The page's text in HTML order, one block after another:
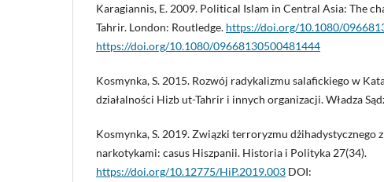
Karagiannis, E. 2009. Political Islam in Central Asia: The
Tahrir. London: Routledge. https://doi.org/10.1080/
https://doi.org/10.1080/09668130500481444
Kosmynka, S. 2015. Rozwój radykalizmu salafickiego w
działalności Hizb ut-Tahrir i innych organizacji. Władza
Kosmynka, S. 2019. Związki terroryzmu dżihadystycznego
narkotykami: casus Hiszpanii. Historia i Polityka 27(34).
https://doi.org/10.12775/HiP.2019.003 DOI: